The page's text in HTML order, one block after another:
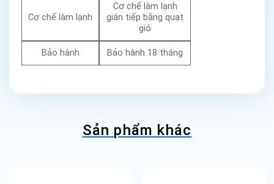
Cơ chế làm lạnh
Cơ chế làm lạnh
gián tiếp bằng quạt
gió
Bảo hành Bảo hành 18 tháng
Sản phẩm khác